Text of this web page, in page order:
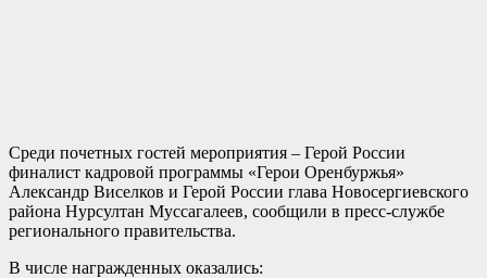
Среди почетных гостей мероприятия – Герой России
финалист кадровой программы «Герои Оренбуржья»
Александр Виселков и Герой России глава Новосергиевского
района Нурсултан Муссагалеев, сообщили в пресс-службе
регионального правительства.
В числе награжденных оказались: